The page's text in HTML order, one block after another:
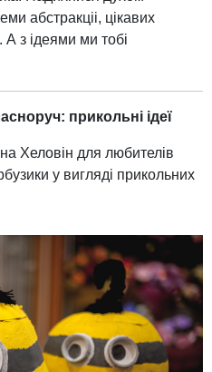
абстракціі, цікавих
А з ідеями ми тобі
прикольні ідеї
Хеловін для любителів
у вигляді прикольних